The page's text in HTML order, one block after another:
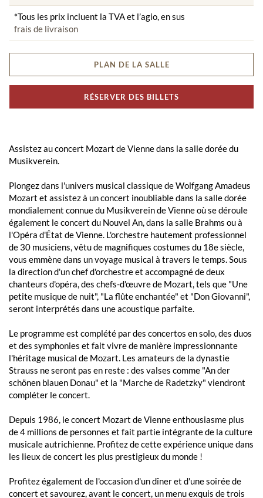
*Tous les prix incluent la TVA et l’agio, en sus
frais de livraison
PLAN DE LA SALLE
RÉSERVER DES BILLETS
Assistez au concert Mozart de Vienne dans la salle dorée du
Musikverein.
Plongez dans l'univers musical classique de Wolfgang Amadeus
Mozart et assistez à un concert inoubliable dans la salle dorée
mondialement connue du Musikverein de Vienne où se déroule
également le concert du Nouvel An, dans la salle Brahms ou à
l'Opéra d'État de Vienne. L'orchestre hautement professionnel
de 30 musiciens, vêtu de magnifiques costumes du 18e siècle,
vous emmène dans un voyage musical à travers le temps. Sous
la direction d'un chef d'orchestre et accompagné de deux
chanteurs d'opéra, des chefs-d'œuvre de Mozart, tels que "Une
petite musique de nuit", "La flûte enchantée" et "Don Giovanni",
seront interprétés dans une acoustique parfaite.
Le programme est complété par des concertos en solo, des duos
et des symphonies et fait vivre de manière impressionnante
l'héritage musical de Mozart. Les amateurs de la dynastie
Strauss ne seront pas en reste : des valses comme "An der
schönen blauen Donau" et la "Marche de Radetzky" viendront
compléter le concert.
Depuis 1986, le concert Mozart de Vienne enthousiasme plus
de 4 millions de personnes et fait partie intégrante de la culture
musicale autrichienne. Profitez de cette expérience unique dans
les lieux de concert les plus prestigieux du monde !
Profitez également de l'occasion d'un dîner et d'une soirée de
concert et savourez, avant le concert, un menu exquis de trois